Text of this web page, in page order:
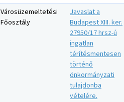
Városüzemeltetési
Főosztály
Javaslat a
Budapest XIII. ker.
27950/17 hrsz-ú
ingatlan
térítésmentesen
történő
önkormányzati
tulajdonba
vételére.